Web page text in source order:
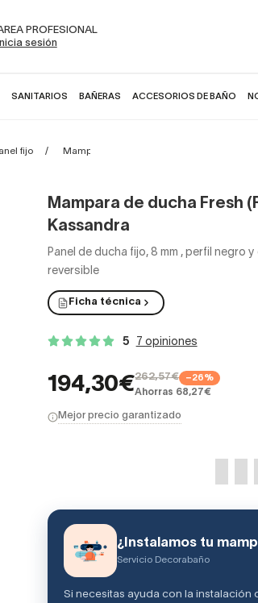
PROFESIONAL
Inicia sesión
SANITARIOS BAÑERAS ACCESORIOS DE BAÑO
fijo Mampara de ducha Fresh (FR643)
Mampara de ducha Fresh
Kassandra
Panel de ducha fijo, 8 mm , perfil negro y
reversible
Ficha técnica
5 7 opiniones
194,30€262,57€ −26%
Ahorras 68,27€
Mejor precio garantizado
¿Instalamos tu
Servicio Decorabaño
Si necesitas ayuda con la instalación